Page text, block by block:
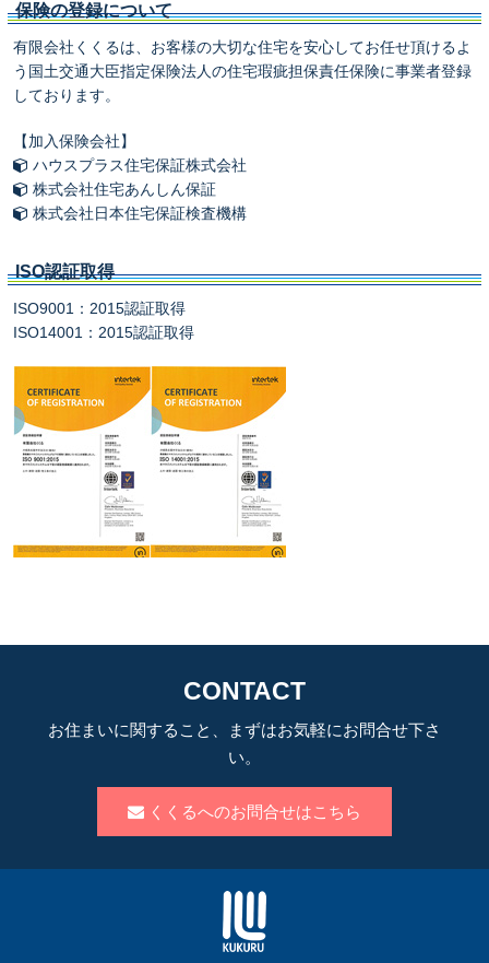
保険の登録について
有限会社くくるは、お客様の大切な住宅を安心してお任せ頂けるよ
う国土交通大臣指定保険法人の住宅瑕疵担保責任保険に事業者登録
しております。
【加入保険会社】
ハウスプラス住宅保証株式会社
株式会社住宅あんしん保証
株式会社日本住宅保証検査機構
ISO認証取得
ISO9001：2015認証取得
ISO14001：2015認証取得
CONTACT
お住まいに関すること、まずはお気軽にお問合せ下さ
い。
くくるへのお問合せはこちら